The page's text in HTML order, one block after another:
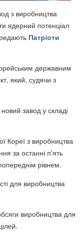
з виробництва
ядерний потенціал
Патріоти
державним
який, судячи з
завод у складі
Кореї з виробництва
за останні п'ять
рівнем.
для виробництва
виробництва для